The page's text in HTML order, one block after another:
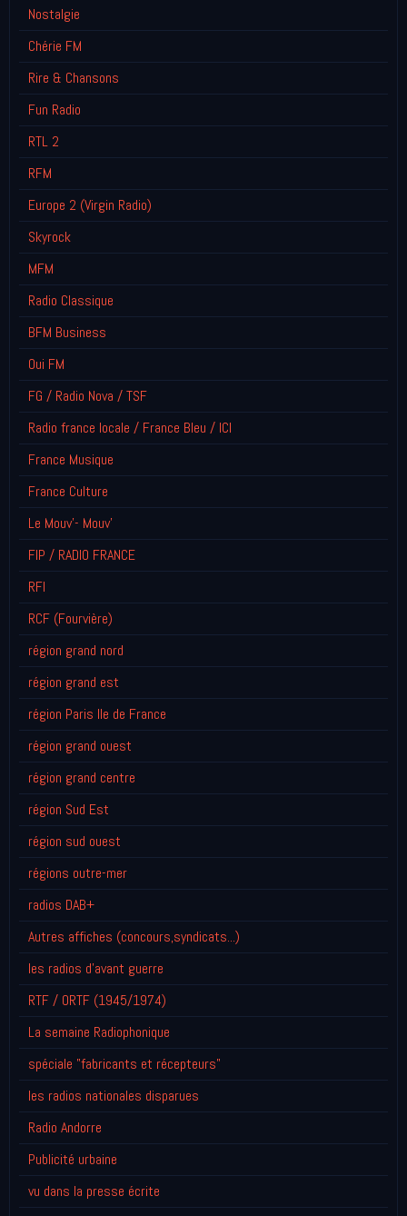
Nostalgie
Chérie FM
Rire & Chansons
Fun Radio
RTL 2
RFM
Europe 2 (Virgin Radio)
Skyrock
MFM
Radio Classique
BFM Business
Oui FM
FG / Radio Nova / TSF
Radio france locale / France Bleu / ICI
France Musique
France Culture
Le Mouv'- Mouv'
FIP / RADIO FRANCE
RFI
RCF (Fourvière)
région grand nord
région grand est
région Paris Ile de France
région grand ouest
région grand centre
région Sud Est
région sud ouest
régions outre-mer
radios DAB+
Autres affiches (concours,syndicats...)
les radios d'avant guerre
RTF / ORTF (1945/1974)
La semaine Radiophonique
spéciale "fabricants et récepteurs"
les radios nationales disparues
Radio Andorre
Publicité urbaine
vu dans la presse écrite